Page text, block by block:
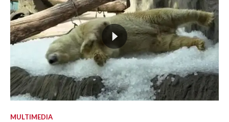
MULTIMEDIA